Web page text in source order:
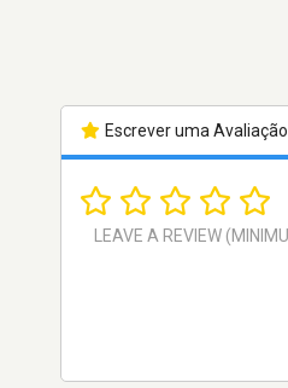
Escrever uma Avaliação